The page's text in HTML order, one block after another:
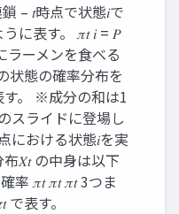
– 𝑡時点で状態𝑖で
に表す。 𝜋𝑡 𝑖 = 𝑃
ラーメンを食べる
状態の確率分布を
。 ※成分の和は1
スライドに登場し
における状態𝑖を実
𝑋𝑡 の中身は以下
率 𝜋𝑡 𝜋𝑡 𝜋𝑡 3つま
表す。